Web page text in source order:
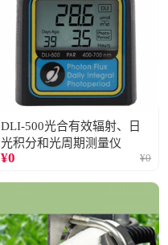
DLI-500光合有效辐射、日
光积分和光周期测量仪
¥0 ¥0